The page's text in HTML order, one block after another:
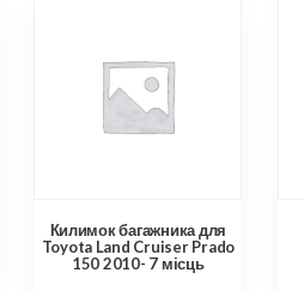
Килимок багажника для
Toyota Land Cruiser Prado
150 2010- 7 місць